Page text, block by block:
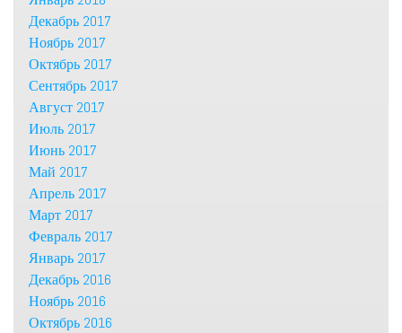
Декабрь 2017
Ноябрь 2017
Октябрь 2017
Сентябрь 2017
Август 2017
Июль 2017
Июнь 2017
Май 2017
Апрель 2017
Март 2017
Февраль 2017
Январь 2017
Декабрь 2016
Ноябрь 2016
Октябрь 2016